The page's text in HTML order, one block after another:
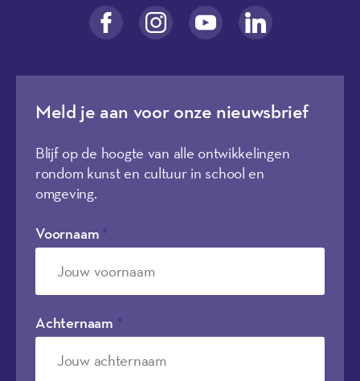
Meld je aan voor onze nieuwsbrief
Blijf op de hoogte van alle ontwikkelingen
rondom kunst en cultuur in school en
omgeving.
Voornaam
Achternaam